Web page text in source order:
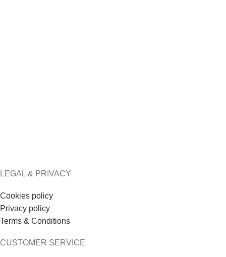
LEGAL & PRIVACY
Cookies policy
Privacy policy
Terms & Conditions
CUSTOMER SERVICE